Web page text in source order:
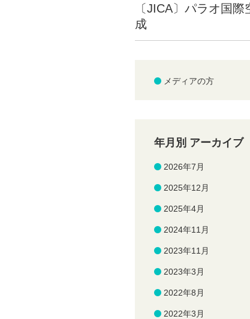
〔JICA〕パラオ国
成
メディアの方
年月別 アーカイブ
2026年7月
2025年12月
2025年4月
2024年11月
2023年11月
2023年3月
2022年8月
2022年3月